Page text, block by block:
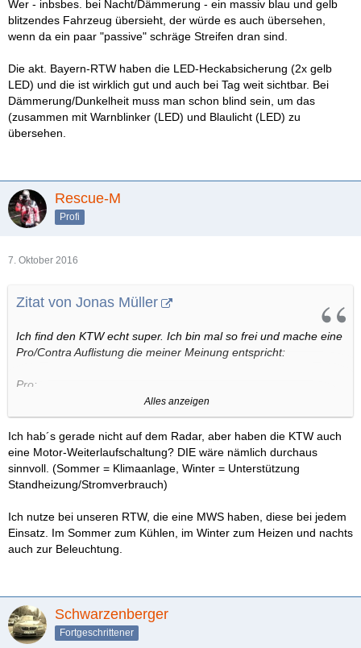
Wer - inbsbes. bei Nacht/Dämmerung - ein massiv blau und gelb
blitzendes Fahrzeug übersieht, der würde es auch übersehen,
wenn da ein paar "passive" schräge Streifen dran sind.
Die akt. Bayern-RTW haben die LED-Heckabsicherung (2x gelb
LED) und die ist wirklich gut und auch bei Tag weit sichtbar. Bei
Dämmerung/Dunkelheit muss man schon blind sein, um das
(zusammen mit Warnblinker (LED) und Blaulicht (LED) zu
übersehen.
Rescue-M
Profi
7. Oktober 2016
Zitat von Jonas Müller
Ich find den KTW echt super. Ich bin mal so frei und mache eine
Pro/Contra Auflistung die meiner Meinung entspricht:
Pro:
- Automatikgetriebe (endlich!!!)
- Karo-Muster Design (gefiel mir anfänglich nicht so, mittlerweile
find ichs an allen 3 Fahrzeugen echt klasse!)
- Heckwarnschraffur
- Frontblitzer (wurde Zeit)
- Umfeldbeleuchtung (vorallem für unseren neuen Spät-KTW
Alles anzeigen
Ich hab´s gerade nicht auf dem Radar, aber haben die KTW auch
eine Motor-Weiterlaufschaltung? DIE wäre nämlich durchaus
sinnvoll. (Sommer = Klimaanlage, Winter = Unterstützung
Standheizung/Stromverbrauch)
Ich nutze bei unseren RTW, die eine MWS haben, diese bei jedem
Einsatz. Im Sommer zum Kühlen, im Winter zum Heizen und nachts
auch zur Beleuchtung.
Schwarzenberger
Fortgeschrittener